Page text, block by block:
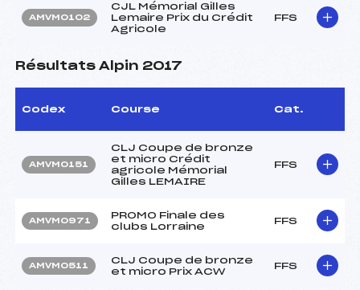
AMVM0102
CJL Mémorial Gilles
Lemaire Prix du Crédit
Agricole
FFS
Résultats Alpin 2017
Codex Course Cat.
AMVM0151
CLJ Coupe de bronze
et micro Crédit
agricole Mémorial
Gilles LEMAIRE
FFS
AMVM0971
PROMO Finale des
clubs Lorraine
FFS
AMVM0511
CLJ Coupe de bronze
et micro Prix ACW
FFS